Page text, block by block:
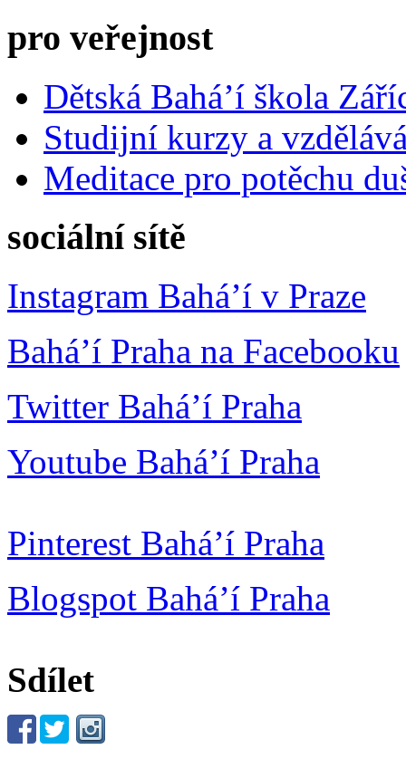
pro veřejnost
Dětská Bahá’í škola
Studijní kurzy a
Meditace pro potěchu
sociální sítě
Instagram Bahá’í v Praze
Bahá’í Praha na Facebooku
Twitter Bahá’í Praha
Youtube Bahá’í Praha
Pinterest Bahá’í Praha
Blogspot Bahá’í Praha
Sdílet